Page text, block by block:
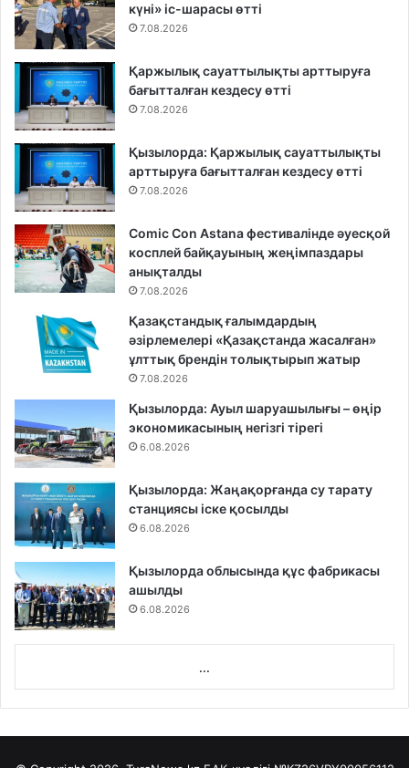
күні» іс-шарасы өтті
7.08.2026
Қаржылық сауаттылықты арттыруға
бағытталған кездесу өтті
7.08.2026
Қызылорда: Қаржылық сауаттылықты
арттыруға бағытталған кездесу өтті
7.08.2026
Comic Con Astana фестивалінде әуесқой
косплей байқауының жеңімпаздары
анықталды
7.08.2026
Қазақстандық ғалымдардың
әзірлемелері «Қазақстанда жасалған»
ұлттық брендін толықтырып жатыр
7.08.2026
Қызылорда: Ауыл шаруашылығы – өңір
экономикасының негізгі тірегі
6.08.2026
Қызылорда: Жаңақорғанда су тарату
станциясы іске қосылды
6.08.2026
Қызылорда облысында құс фабрикасы
ашылды
6.08.2026
...